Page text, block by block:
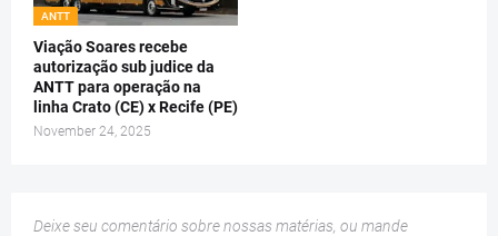
ANTT
Viação Soares recebe
autorização sub judice da
ANTT para operação na
linha Crato (CE) x Recife (PE)
November 24, 2025
Deixe seu comentário sobre nossas matérias, ou mande